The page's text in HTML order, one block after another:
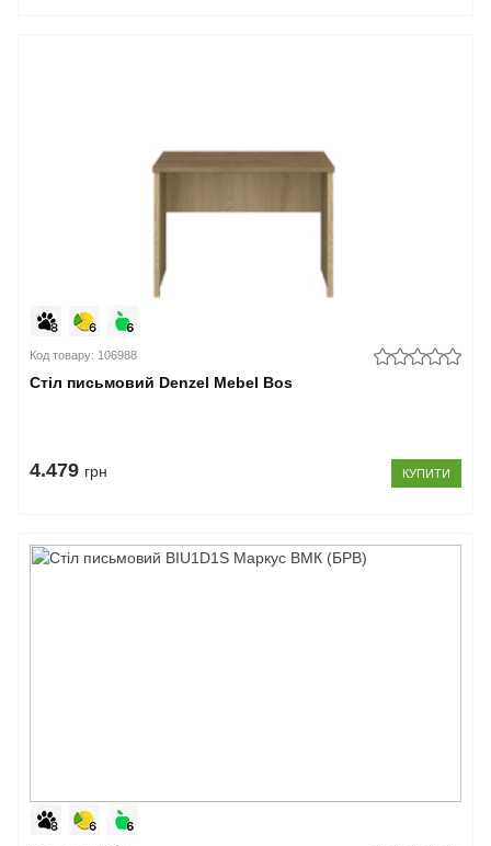
Код товару: 106988
Стіл письмовий Denzel Mebel Bos
4.479 грн КУПИТИ